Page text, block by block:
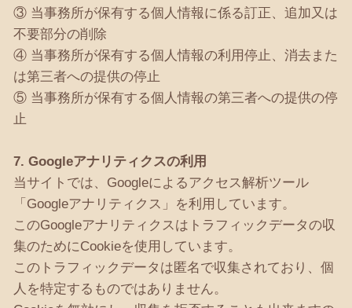
③ 当事務所が保有する個人情報に係る訂正、追加又は
不要部分の削除
④ 当事務所が保有する個人情報の利用停止、消去また
は第三者への提供の停止
⑤ 当事務所が保有する個人情報の第三者への提供の停
止
7. Googleアナリティクスの利用
当サイトでは、Googleによるアクセス解析ツール
「Googleアナリティクス」を利用しています。
このGoogleアナリティクスはトラフィックデータの収
集のためにCookieを使用しています。
このトラフィックデータは匿名で収集されており、個
人を特定するものではありません。